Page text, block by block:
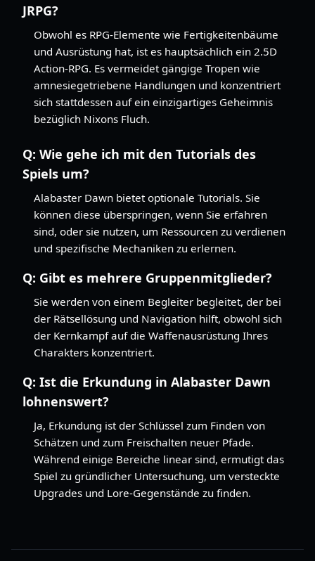
JRPG?
Obwohl es RPG-Elemente wie Fertigkeitenbäume
und Ausrüstung hat, ist es hauptsächlich ein 2.5D
Action-RPG. Es vermeidet gängige Tropen wie
amnesiegetriebene Handlungen und konzentriert
sich stattdessen auf ein einzigartiges Geheimnis
bezüglich Nixons Fluch.
Q: Wie gehe ich mit den Tutorials des
Spiels um?
Alabaster Dawn bietet optionale Tutorials. Sie
können diese überspringen, wenn Sie erfahren
sind, oder sie nutzen, um Ressourcen zu verdienen
und spezifische Mechaniken zu erlernen.
Q: Gibt es mehrere Gruppenmitglieder?
Sie werden von einem Begleiter begleitet, der bei
der Rätsellösung und Navigation hilft, obwohl sich
der Kernkampf auf die Waffenausrüstung Ihres
Charakters konzentriert.
Q: Ist die Erkundung in Alabaster Dawn
lohnenswert?
Ja, Erkundung ist der Schlüssel zum Finden von
Schätzen und zum Freischalten neuer Pfade.
Während einige Bereiche linear sind, ermutigt das
Spiel zu gründlicher Untersuchung, um versteckte
Upgrades und Lore-Gegenstände zu finden.